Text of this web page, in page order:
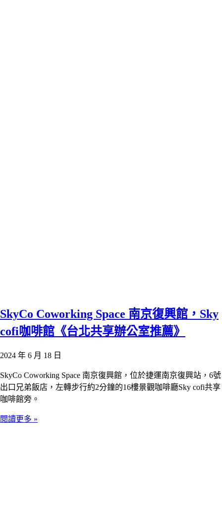
SkyCo Coworking Space 南京復興館，Sky
cofi咖啡館《台北共享辦公室推薦》
2024 年 6 月 18 日
SkyCo Coworking Space 南京復興館，位於捷運南京復興站，6號
出口兄弟飯店，左轉步行約2分鐘的16樓景觀咖啡廳Sky cofi共享
咖啡館旁。
閱讀更多 »